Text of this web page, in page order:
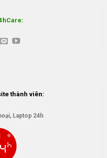
thành viên:
Laptop 24h